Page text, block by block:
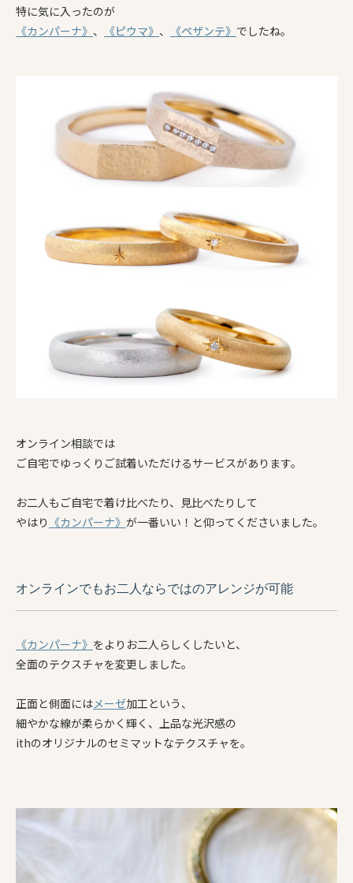
特に気に入ったのが
《カンパーナ》 、 《ピウマ》 、 《ペザンテ》 でしたね。
オンライン相談では
ご自宅でゆっくりご試着いただけるサービスがあります。
お二人もご自宅で着け比べたり、見比べたりして
やはり 《カンパーナ》 が一番いい！と仰ってくださいました。
オンラインでもお二人ならではのアレンジが可能
《カンパーナ》 をよりお二人らしくしたいと、
全面のテクスチャを変更しました。
正面と側面にはメーゼ加工という、
細やかな線が柔らかく輝く、上品な光沢感の
ithのオリジナルのセミマットなテクスチャを。